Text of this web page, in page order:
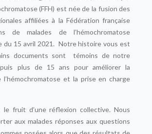
visiteur régulier de ce site, sachez que
(FFH) est née de la fusion des
affiliées à la Fédération française
de malades de l’hémochromatose
du 15 avril 2021. Notre histoire vous est
documents sont témoins de notre
plus de 15 ans pour améliorer la
l’hémochromatose et la prise en charge
le fruit d’une réflexion collective. Nous
aux malades réponses aux questions